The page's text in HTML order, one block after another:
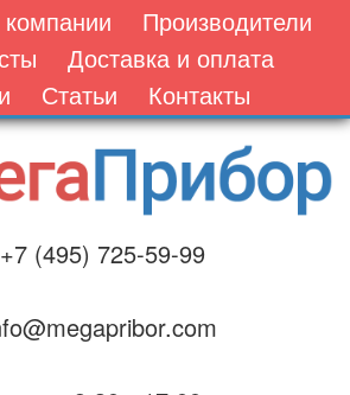
Производители
Доставка и оплата
Статьи Контакты
+7 (495) 725-59-99